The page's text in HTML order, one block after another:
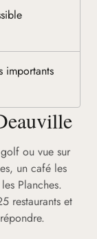
importants
ou vue sur
un café les
Planches.
restaurants et